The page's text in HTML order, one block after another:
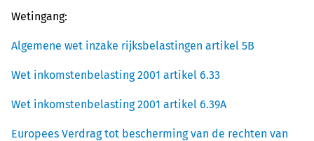
Wetingang:
Algemene wet inzake rijksbelastingen artikel 5B
Wet inkomstenbelasting 2001 artikel 6.33
Wet inkomstenbelasting 2001 artikel 6.39A
Europees Verdrag tot bescherming van de rechten van